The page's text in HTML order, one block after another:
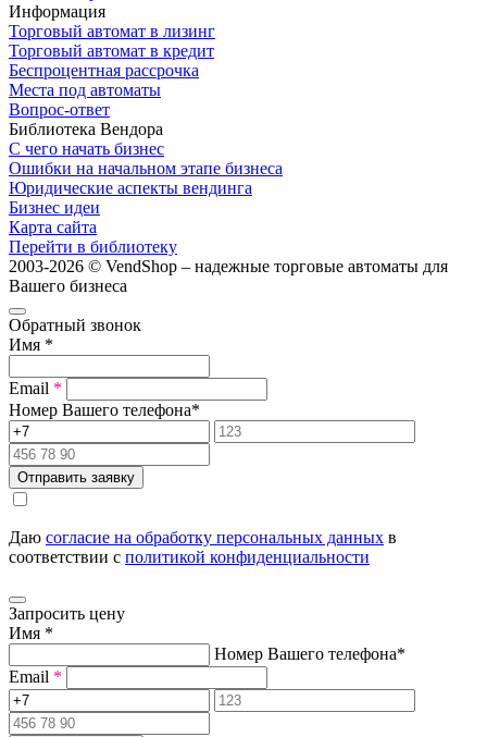
Информация
Торговый автомат в лизинг
Торговый автомат в кредит
Беспроцентная рассрочка
Места под автоматы
Вопрос-ответ
Библиотека Вендора
С чего начать бизнес
Ошибки на начальном этапе бизнеса
Юридические аспекты вендинга
Бизнес идеи
Карта сайта
Перейти в библиотеку
2003-2026 © VendShop – надежные торговые автоматы для
Вашего бизнеса
Обратный звонок
Имя *
Email *
Номер Вашего телефона*
Отправить заявку
Даю согласие на обработку персональных данных в
соответствии с политикой конфиденциальности
Запросить цену
Имя *
Номер Вашего телефона*
Email *